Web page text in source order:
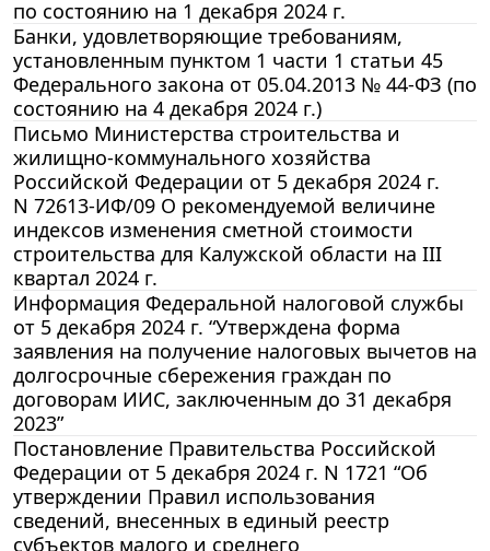
по состоянию на 1 декабря 2024 г.
Банки, удовлетворяющие требованиям,
установленным пунктом 1 части 1 статьи 45
Федерального закона от 05.04.2013 № 44-ФЗ (по
состоянию на 4 декабря 2024 г.)
Письмо Министерства строительства и
жилищно-коммунального хозяйства
Российской Федерации от 5 декабря 2024 г.
N 72613-ИФ/09 О рекомендуемой величине
индексов изменения сметной стоимости
строительства для Калужской области на III
квартал 2024 г.
Информация Федеральной налоговой службы
от 5 декабря 2024 г. “Утверждена форма
заявления на получение налоговых вычетов на
долгосрочные сбережения граждан по
договорам ИИС, заключенным до 31 декабря
2023”
Постановление Правительства Российской
Федерации от 5 декабря 2024 г. N 1721 “Об
утверждении Правил использования
сведений, внесенных в единый реестр
субъектов малого и среднего